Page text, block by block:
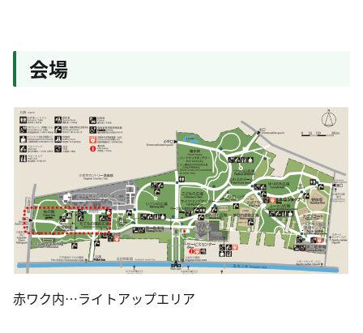
会場
赤ワク内…ライトアップエリア